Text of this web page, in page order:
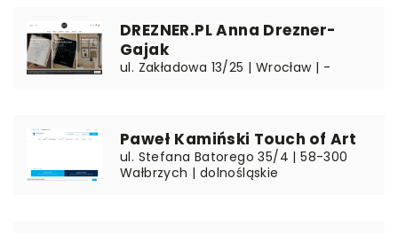
DREZNER.PL Anna Drezner-
Gajak
ul. Zakładowa 13/25 | Wrocław | -
Paweł Kamiński Touch of Art
ul. Stefana Batorego 35/4 | 58-300
Wałbrzych | dolnośląskie